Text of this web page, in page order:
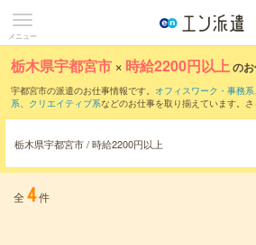
メニュー
栃木県宇都宮市 × 時給2200円以上の
宇都宮市の派遣のお仕事情報です。 オフィスワーク・事務系、
系、 クリエイティブ系などのお仕事を取り揃えています。さ
栃木県宇都宮市 / 時給2200円以上
全 4件